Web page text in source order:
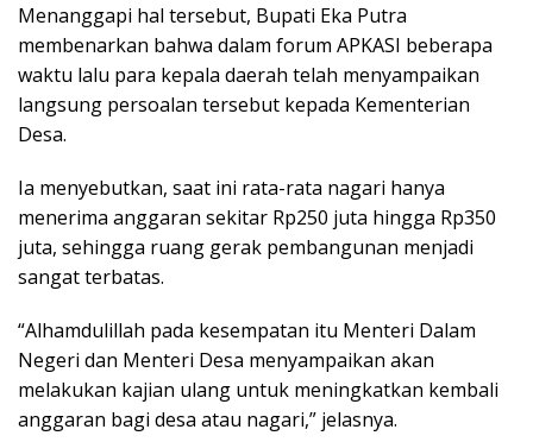
Menanggapi hal tersebut, Bupati Eka Putra
membenarkan bahwa dalam forum APKASI beberapa
waktu lalu para kepala daerah telah menyampaikan
langsung persoalan tersebut kepada Kementerian
Desa.
Ia menyebutkan, saat ini rata-rata nagari hanya
menerima anggaran sekitar Rp250 juta hingga Rp350
juta, sehingga ruang gerak pembangunan menjadi
sangat terbatas.
“Alhamdulillah pada kesempatan itu Menteri Dalam
Negeri dan Menteri Desa menyampaikan akan
melakukan kajian ulang untuk meningkatkan kembali
anggaran bagi desa atau nagari,” jelasnya.